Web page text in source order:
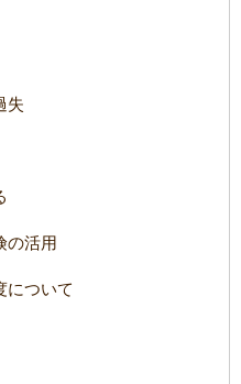
失
の活用
について